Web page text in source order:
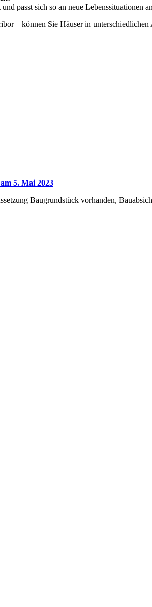
passt sich so an neue Lebenssituationen
– können Sie Häuser in
5. Mai 2023
Baugrundstück vorhanden,